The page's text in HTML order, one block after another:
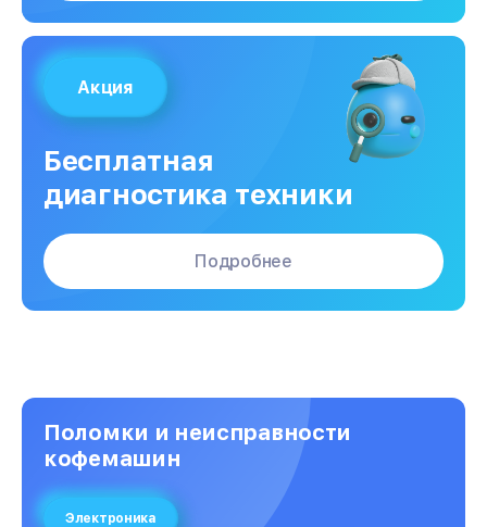
Акция
Бесплатная
диагностика техники
Подробнее
Поломки и неисправности
кофемашин
Электроника